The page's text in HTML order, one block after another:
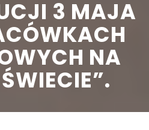
3 MAJA
NA